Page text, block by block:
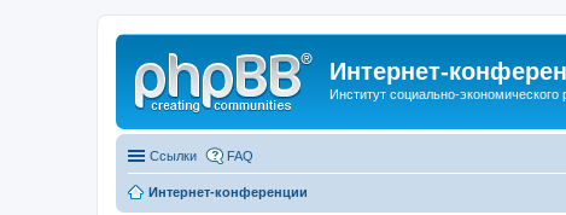
Интернет-
Институт социально-экономического
Ссылки FAQ
Интернет-конференции